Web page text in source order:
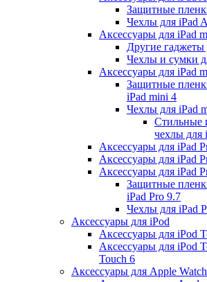
Защитные
Чехлы для iPad
Аксессуары для iPad
Другие гаджеты
Чехлы и сумки
Аксессуары для iPad
Защитные
iPad mini 4
Чехлы для iPad
Стильные
чехлы для
Аксессуары для iPad
Аксессуары для iPad
Аксессуары для iPad
Защитные
iPad Pro 9.7
Чехлы для iPad
Аксессуары для iPod
Аксессуары для iPod
Аксессуары для iPod
Touch 6
Аксессуары для Apple Watch